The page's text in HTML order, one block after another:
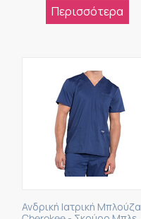
Περισσότερα
Ανδρική Ιατρική Μπλούζα